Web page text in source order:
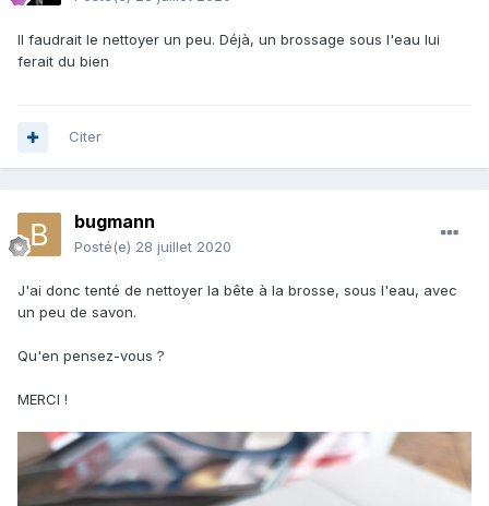
Il faudrait le nettoyer un peu. Déjà, un brossage sous l'eau lui
ferait du bien
Citer
bugmann
Posté(e) 28 juillet 2020
J'ai donc tenté de nettoyer la bête à la brosse, sous l'eau, avec
un peu de savon.
Qu'en pensez-vous ?
MERCI !